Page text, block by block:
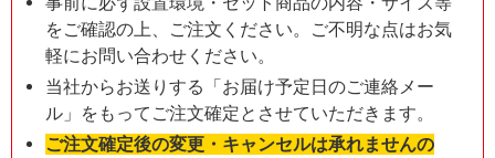
をご確認の上、ご注文ください。ご不明な点はお気
軽にお問い合わせください。
当社からお送りする「お届け予定日のご連絡メー
ル」をもってご注文確定とさせていただきます。
ご注文確定後の変更・キャンセルは承れませんの